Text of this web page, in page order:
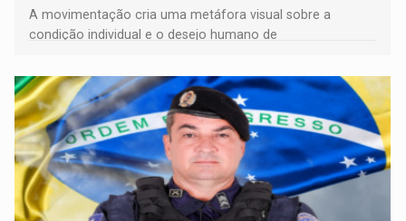
A movimentação cria uma metáfora visual sobre a
condição individual e o desejo humano de